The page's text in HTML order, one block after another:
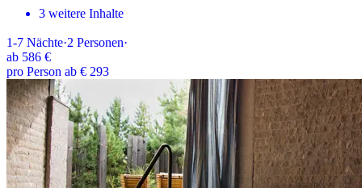
3 weitere Inhalte
1-7 Nächte·2 Personen·
ab 586 €
pro Person ab € 293